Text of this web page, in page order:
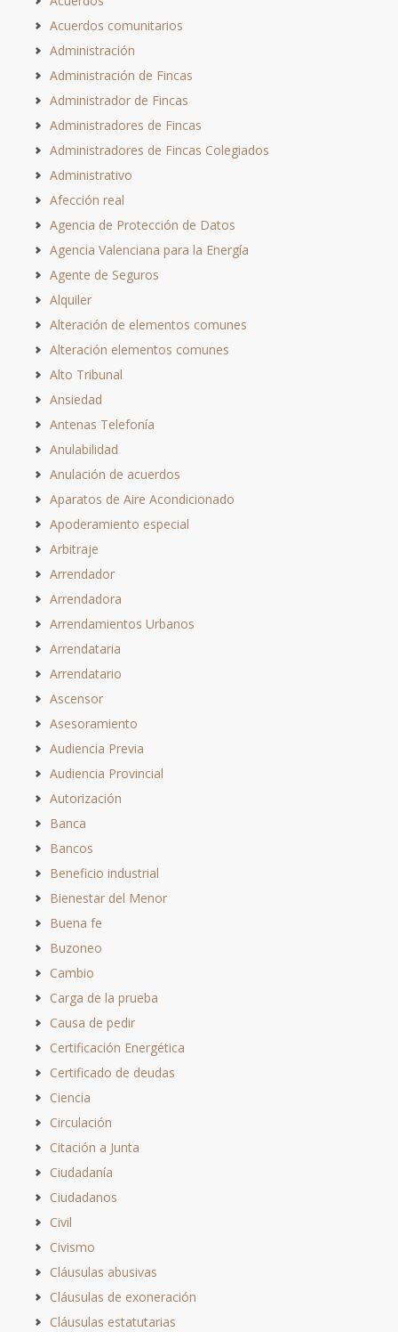
Acuerdos comunitarios
Administración
Administración de Fincas
Administrador de Fincas
Administradores de Fincas
Administradores de Fincas Colegiados
Administrativo
Afección real
Agencia de Protección de Datos
Agencia Valenciana para la Energía
Agente de Seguros
Alquiler
Alteración de elementos comunes
Alteración elementos comunes
Alto Tribunal
Ansiedad
Antenas Telefonía
Anulabilidad
Anulación de acuerdos
Aparatos de Aire Acondicionado
Apoderamiento especial
Arbitraje
Arrendador
Arrendadora
Arrendamientos Urbanos
Arrendataria
Arrendatario
Ascensor
Asesoramiento
Audiencia Previa
Audiencia Provincial
Autorización
Banca
Bancos
Beneficio industrial
Bienestar del Menor
Buena fe
Buzoneo
Cambio
Carga de la prueba
Causa de pedir
Certificación Energética
Certificado de deudas
Ciencia
Circulación
Citación a Junta
Ciudadanía
Ciudadanos
Civil
Civismo
Cláusulas abusivas
Cláusulas de exoneración
Cláusulas estatutarias